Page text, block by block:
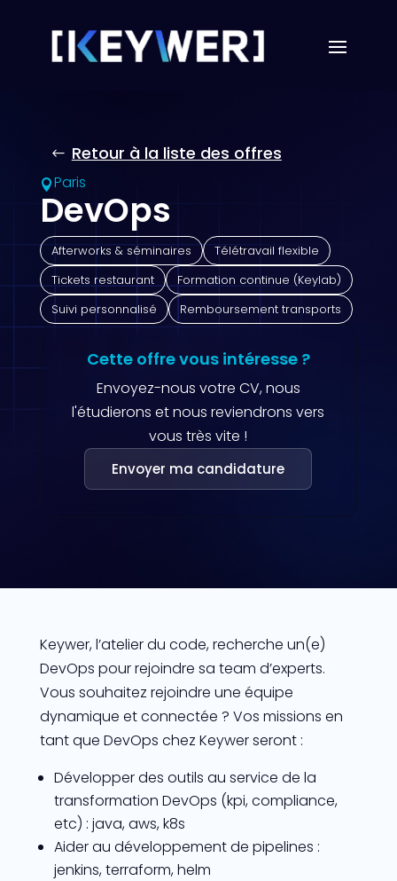
Retour à la liste des offres
Paris
DevOps
Afterworks & séminaires
Télétravail flexible
Tickets restaurant
Formation continue (Keylab)
Suivi personnalisé
Remboursement transports
Cette offre vous intéresse ?
Envoyez-nous votre CV, nous
l'étudierons et nous reviendrons vers
vous très vite !
Envoyer ma candidature
Keywer, l’atelier du code, recherche un(e)
DevOps pour rejoindre sa team d’experts.
Vous souhaitez rejoindre une équipe
dynamique et connectée ? Vos missions en
tant que DevOps chez Keywer seront :
Développer des outils au service de la
transformation DevOps (kpi, compliance,
etc) : java, aws, k8s
Aider au développement de pipelines :
jenkins, terraform, helm